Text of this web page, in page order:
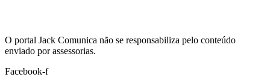
O portal Jack Comunica não se responsabiliza pelo conteúdo
enviado por assessorias.
Facebook-f